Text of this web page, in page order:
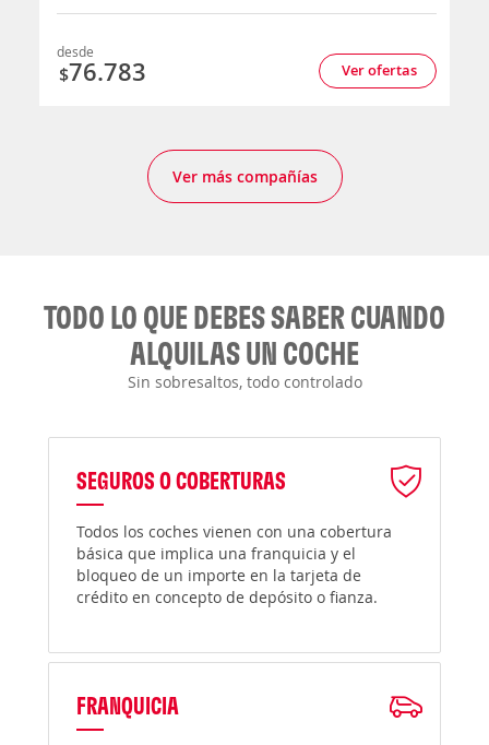
desde
$76.783 Ver ofertas
Ver más compañías
TODO LO QUE DEBES SABER CUANDO
ALQUILAS UN COCHE
Sin sobresaltos, todo controlado
SEGUROS O COBERTURAS
Todos los coches vienen con una cobertura
básica que implica una franquicia y el
bloqueo de un importe en la tarjeta de
crédito en concepto de depósito o fianza.
FRANQUICIA